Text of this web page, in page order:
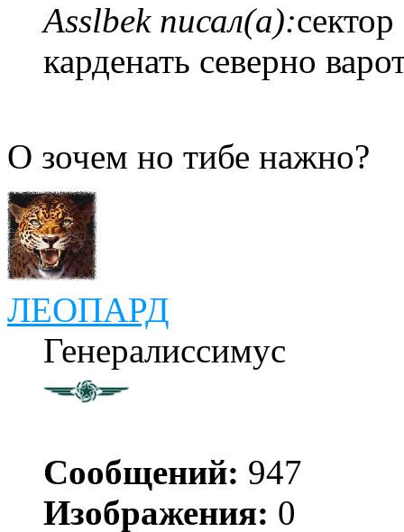
Asslbek писал(а):
карденать северно
О зочем но тибе нажно?
ЛЕОПАРД
Генералиссимус
Сообщений: 947
Изображения: 0